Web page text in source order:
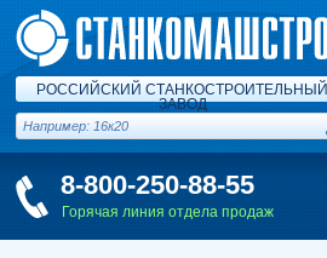
РОССИЙСКИЙ СТАНКОСТРОИТЕЛЬНЫЙ
ЗАВОД
8-800-250-88-55
Горячая линия отдела продаж